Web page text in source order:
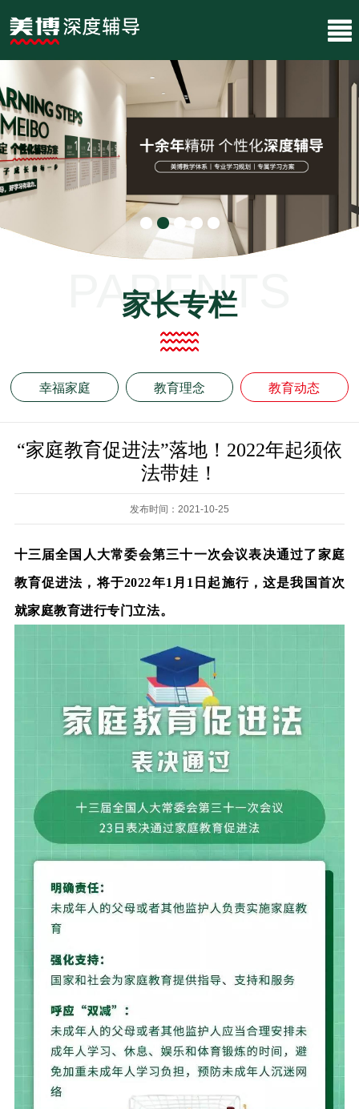
PARENTS
家长专栏
幸福家庭 教育理念 教育动态
“家庭教育促进法”落地！2022年起须依
法带娃！
发布时间：2021-10-25
十三届全国人大常委会第三十一次会议表决通过了家庭
教育促进法 ，将于2022年1月1日起施行，这是我国首次
就家庭教育进行专门立法。